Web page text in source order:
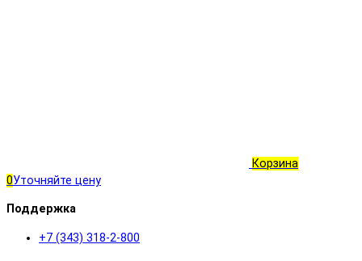
Корзина
0Уточняйте цену
Поддержка
+7 (343) 318-2-800